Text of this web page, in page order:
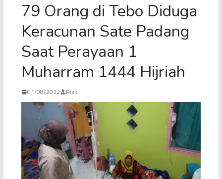
79 Orang di Tebo Diduga
Keracunan Sate Padang
Saat Perayaan 1
Muharram 1444 Hijriah
01/08/2022 Rizki